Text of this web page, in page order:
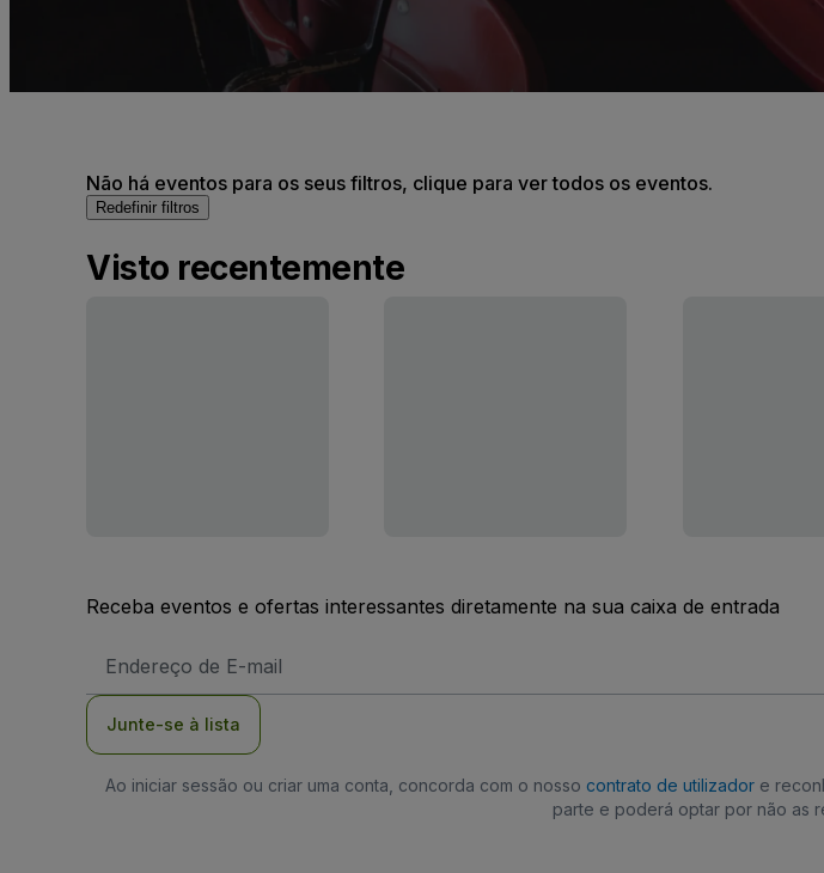
Não há eventos para os seus filtros, clique para ver todos os eventos.
Redefinir filtros
Visto recentemente
Receba eventos e ofertas interessantes diretamente na sua caixa de entrada
de
Junte-se à lista
Ao iniciar sessão ou criar uma conta, concorda com o nosso contrato de utilizador e
parte e poderá optar por não as